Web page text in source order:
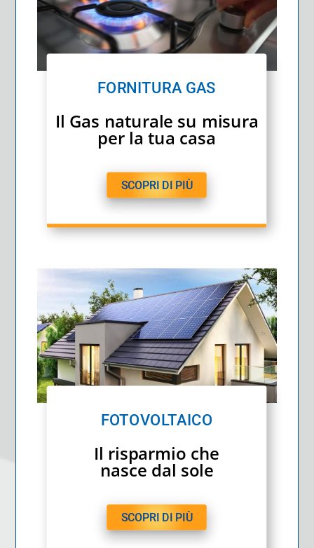
FORNITURA GAS
Il Gas naturale su misura
per la tua casa
SCOPRI DI PIÙ
FOTOVOLTAICO
Il risparmio che
nasce dal sole
SCOPRI DI PIÙ